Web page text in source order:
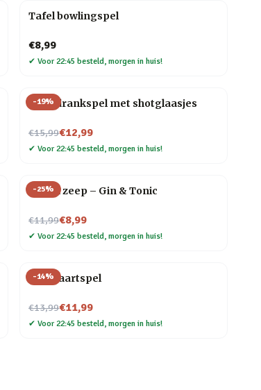
Tafel bowlingspel
€8,99
✔ Voor 22:45 besteld, morgen in huis!
-19%
Ludo drankspel met shotglaasjes
€15,99
Nu voor€12,99
✔ Voor 22:45 besteld, morgen in huis!
-25%
Drank zeep – Gin & Tonic
€11,99
Nu voor€8,99
✔ Voor 22:45 besteld, morgen in huis!
-14%
Bier kaartspel
€13,99
Nu voor€11,99
✔ Voor 22:45 besteld, morgen in huis!